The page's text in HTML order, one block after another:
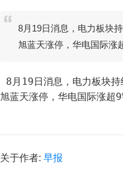
8月19日消息，电力板块
旭蓝天涨停，华电国际涨
旭蓝天涨停，华电国际涨超
关于作者: 早报